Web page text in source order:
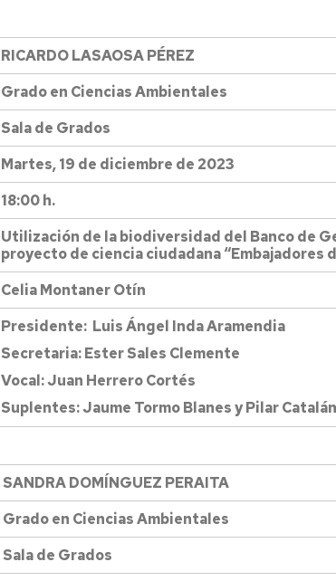
títulos
extranjeros
RICARDO LASAOSA PÉREZ
Grado en Ciencias Ambientales
Sala de Grados
Martes, 19 de diciembre de 2023
18:00 h.
Utilización de la biodiversidad del Banco de
proyecto de ciencia ciudadana “Embajadores
Celia Montaner Otín
Presidente: Luis Ángel Inda Aramendia
Secretaria: Ester Sales Clemente
Vocal: Juan Herrero Cortés
Suplentes: Jaume Tormo Blanes y Pilar
SANDRA DOMÍNGUEZ PERAITA
Grado en Ciencias Ambientales
Sala de Grados